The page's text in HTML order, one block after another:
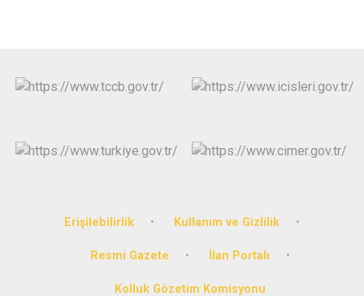
Erişilebilirlik Kullanım ve Gizlilik
Resmi Gazete İlan Portalı
Kolluk Gözetim Komisyonu